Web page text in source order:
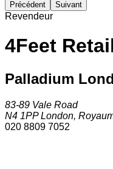
Précédent Suivant
Revendeur
4Feet
Palladium
83-89 Vale Road
N4 1PP London,
020 8809 7052